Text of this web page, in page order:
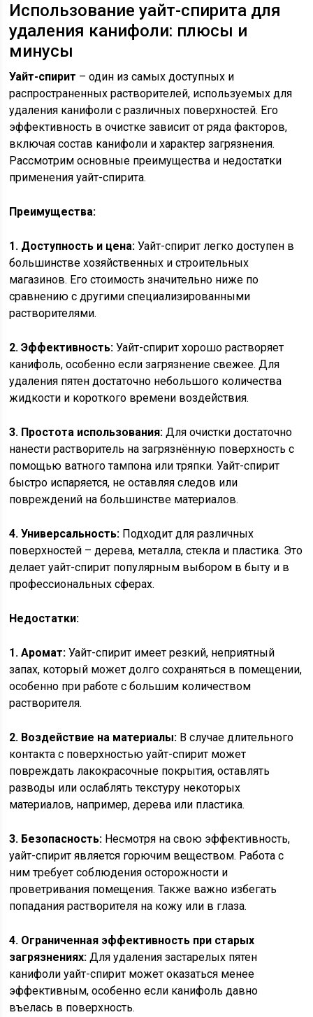
Использование уайт-спирита для
удаления канифоли: плюсы и
минусы
Уайт-спирит – один из самых доступных и
распространенных растворителей, используемых для
удаления канифоли с различных поверхностей. Его
эффективность в очистке зависит от ряда факторов,
включая состав канифоли и характер загрязнения.
Рассмотрим основные преимущества и недостатки
применения уайт-спирита.
Преимущества:
1. Доступность и цена: Уайт-спирит легко доступен в
большинстве хозяйственных и строительных
магазинов. Его стоимость значительно ниже по
сравнению с другими специализированными
растворителями.
2. Эффективность: Уайт-спирит хорошо растворяет
канифоль, особенно если загрязнение свежее. Для
удаления пятен достаточно небольшого количества
жидкости и короткого времени воздействия.
3. Простота использования: Для очистки достаточно
нанести растворитель на загрязнённую поверхность с
помощью ватного тампона или тряпки. Уайт-спирит
быстро испаряется, не оставляя следов или
повреждений на большинстве материалов.
4. Универсальность: Подходит для различных
поверхностей – дерева, металла, стекла и пластика. Это
делает уайт-спирит популярным выбором в быту и в
профессиональных сферах.
Недостатки:
1. Аромат: Уайт-спирит имеет резкий, неприятный
запах, который может долго сохраняться в помещении,
особенно при работе с большим количеством
растворителя.
2. Воздействие на материалы: В случае длительного
контакта с поверхностью уайт-спирит может
повреждать лакокрасочные покрытия, оставлять
разводы или ослаблять текстуру некоторых
материалов, например, дерева или пластика.
3. Безопасность: Несмотря на свою эффективность,
уайт-спирит является горючим веществом. Работа с
ним требует соблюдения осторожности и
проветривания помещения. Также важно избегать
попадания растворителя на кожу или в глаза.
4. Ограниченная эффективность при старых
загрязнениях: Для удаления застарелых пятен
канифоли уайт-спирит может оказаться менее
эффективным, особенно если канифоль давно
въелась в поверхность.